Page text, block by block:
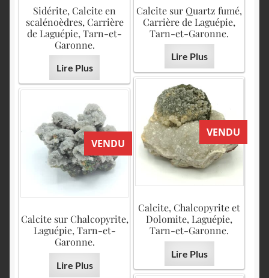
Sidérite, Calcite en
scalénoèdres, Carrière
de Laguépie, Tarn-et-
Garonne.
Lire Plus
Calcite sur Quartz fumé,
Carrière de Laguépie,
Tarn-et-Garonne.
Lire Plus
VENDU
Calcite, Chalcopyrite et
Dolomite, Laguépie,
Tarn-et-Garonne.
Lire Plus
VENDU
Calcite sur Chalcopyrite,
Laguépie, Tarn-et-
Garonne.
Lire Plus